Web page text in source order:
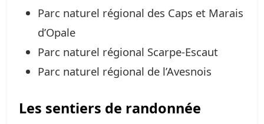
Parc naturel régional des Caps et Marais
d’Opale
Parc naturel régional Scarpe-Escaut
Parc naturel régional de l’Avesnois
Les sentiers de randonnée